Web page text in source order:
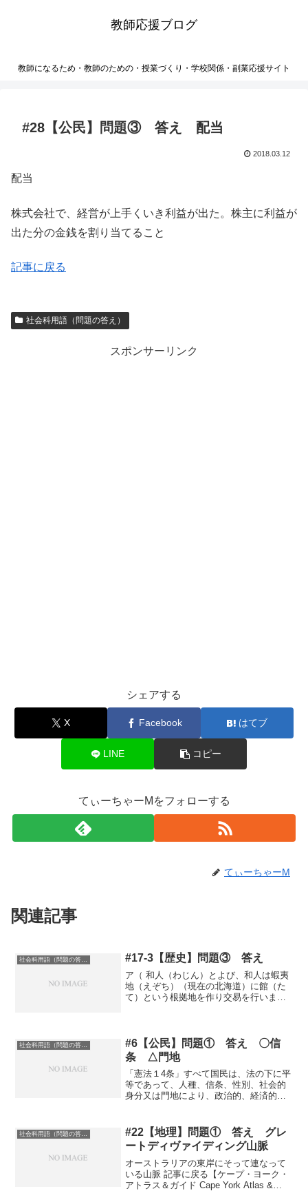
教師応援ブログ
教師になるため・教師のための・授業づくり・学校関係・副業応援サイト
#28【公民】問題③ 答え 配当
2018.03.12
配当
株式会社で、経営が上手くいき利益が出た。株主に利益が
出た分の金銭を割り当てること
記事に戻る
社会科用語（問題の答え）
スポンサーリンク
シェアする
X Facebook はてブ
LINE コピー
てぃーちゃーMをフォローする
てぃーちゃーM
関連記事
社会科用語（問題の答え） #17-3【歴史】問題③ 答え
ア（ 和人（わじん）とよび、和人は蝦夷
地（えぞち）（現在の北海道）に館（た
て）という根拠地を作り交易を行いまし
社会科用語（問題の答え）
#6【公民】問題① 答え 〇信
条 △門地
「憲法１4条」すべて国民は、法の下に平
等であって、人種、信条、性別、社会的
身分又は門地により、政治的、経済的又
社会科用語（問題の答え）
#22【地理】問題① 答え グレ
ートディヴァイディング山脈
オーストラリアの東岸にそって連なって
いる山脈 記事に戻る【ケープ・ヨーク・
アトラス＆ガイド Cape York Atlas &